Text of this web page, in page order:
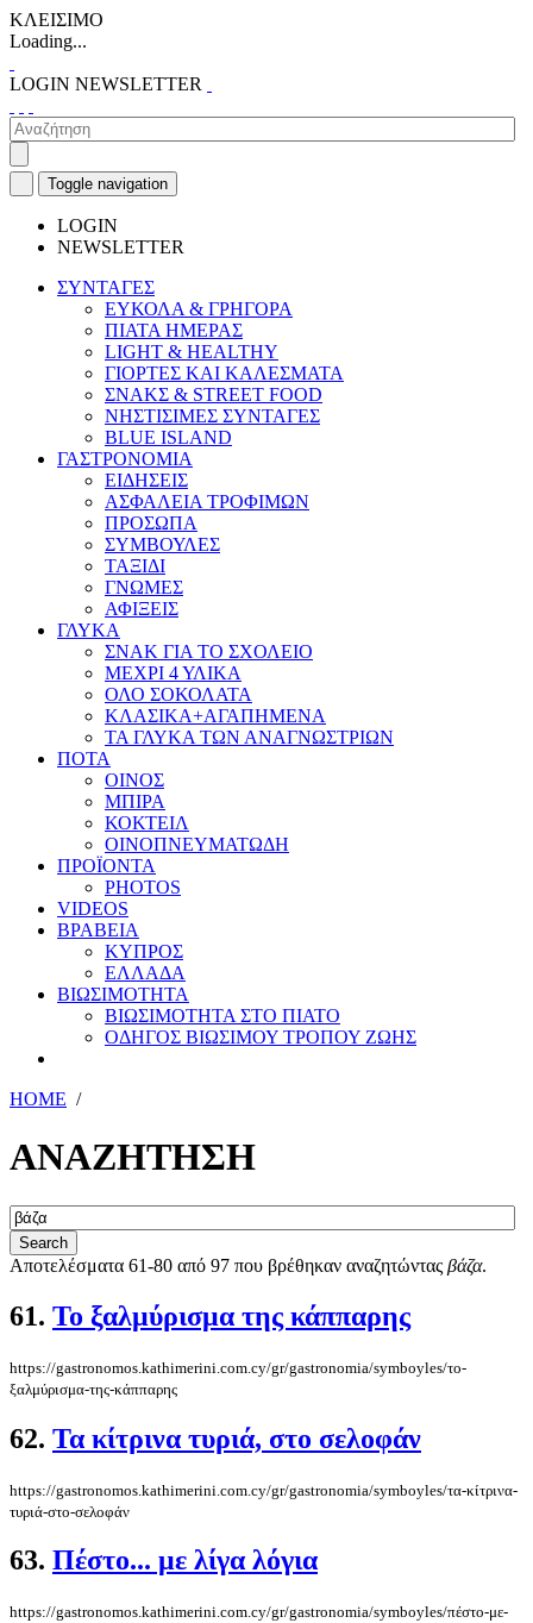
ΚΛΕΙΣΙΜΟ
Loading...
LOGIN NEWSLETTER
Toggle navigation
LOGIN
NEWSLETTER
ΣΥΝΤΑΓΕΣ
ΕΥΚΟΛΑ & ΓΡΗΓΟΡΑ
ΠΙΑΤΑ ΗΜΕΡΑΣ
LIGHT & HEALTHY
ΓΙΟΡΤΕΣ ΚΑΙ ΚΑΛΕΣΜΑΤΑ
ΣΝΑΚΣ & STREET FOOD
ΝΗΣΤΙΣΙΜΕΣ ΣΥΝΤΑΓΕΣ
BLUE ISLAND
ΓΑΣΤΡΟΝΟΜΙΑ
ΕΙΔΗΣΕΙΣ
ΑΣΦΑΛΕΙΑ ΤΡΟΦΙΜΩΝ
ΠΡΟΣΩΠΑ
ΣΥΜΒΟΥΛΕΣ
ΤΑΞΙΔΙ
ΓΝΩΜΕΣ
ΑΦΙΞΕΙΣ
ΓΛΥΚΑ
ΣΝΑΚ ΓΙΑ ΤΟ ΣΧΟΛΕΙΟ
ΜΕΧΡΙ 4 ΥΛΙΚΑ
ΟΛΟ ΣΟΚΟΛΑΤΑ
ΚΛΑΣΙΚΑ+ΑΓΑΠΗΜΕΝΑ
ΤΑ ΓΛΥΚΑ ΤΩΝ ΑΝΑΓΝΩΣΤΡΙΩΝ
ΠΟΤΑ
ΟΙΝΟΣ
ΜΠΙΡΑ
ΚΟΚΤΕΙΛ
ΟΙΝΟΠΝΕΥΜΑΤΩΔΗ
ΠΡΟΪΟΝΤΑ
PHOTOS
VIDEOS
ΒΡΑΒΕΙΑ
ΚΥΠΡΟΣ
ΕΛΛΑΔΑ
ΒΙΩΣΙΜΟΤΗΤΑ
ΒΙΩΣΙΜΟΤΗΤΑ ΣΤΟ ΠΙΑΤΟ
ΟΔΗΓΟΣ ΒΙΩΣΙΜΟΥ ΤΡΟΠΟΥ ΖΩΗΣ
HOME /
ΑΝΑΖΗΤΗΣΗ
Αποτελέσματα 61-80 από 97 που βρέθηκαν αναζητώντας βάζα.
61. Το ξαλμύρισμα της κάππαρης
https://gastronomos.kathimerini.com.cy/gr/gastronomia/symboyles/το-
ξαλμύρισμα-της-κάππαρης
62. Τα κίτρινα τυριά, στο σελοφάν
https://gastronomos.kathimerini.com.cy/gr/gastronomia/symboyles/τα-κίτρινα-
τυριά-στο-σελοφάν
63. Πέστο... με λίγα λόγια
https://gastronomos.kathimerini.com.cy/gr/gastronomia/symboyles/πέστο-με-